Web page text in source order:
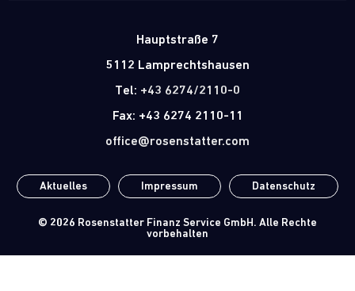
Hauptstraße 7
5112 Lamprechtshausen
Tel: +43 6274/2110-0
Fax: +43 6274 2110-11
office@rosenstatter.com
Aktuelles Impressum Datenschutz
© 2026 Rosenstatter Finanz Service GmbH . Alle Rechte
vorbehalten